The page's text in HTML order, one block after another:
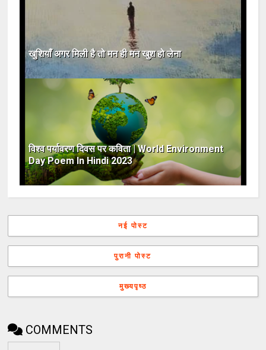
खुशियाँ अगर मिली है तो मन ही मन खुश हो लेना
विश्व पर्यावरण दिवस पर कविता | World Environment
Day Poem In Hindi 2023
नई पोस्ट
पुरानी पोस्ट
मुख्यपृष्ठ
COMMENTS